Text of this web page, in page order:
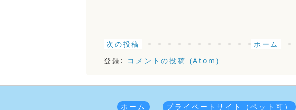
次の投稿
ホーム
登録: コメントの投稿 (Atom)
ホーム プライベートサイト（ペット可）